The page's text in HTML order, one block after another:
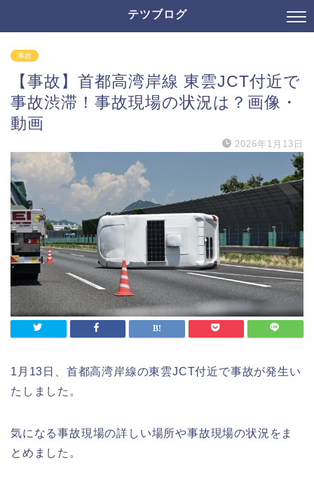
テツブログ
事故
【事故】首都高湾岸線 東雲JCT付近で
事故渋滞！事故現場の状況は？画像・
動画
2026年1月13日
1月13日、首都高湾岸線の東雲JCT付近で事故が発生い
たしました。
気になる事故現場の詳しい場所や事故現場の状況をま
とめました。